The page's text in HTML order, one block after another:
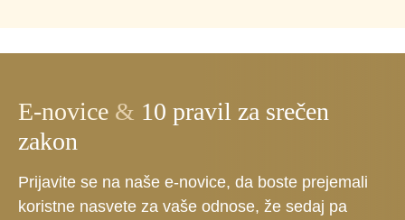
E-novice & 10 pravil za srečen
zakon
Prijavite se na naše e-novice, da boste prejemali
koristne nasvete za vaše odnose, že sedaj pa